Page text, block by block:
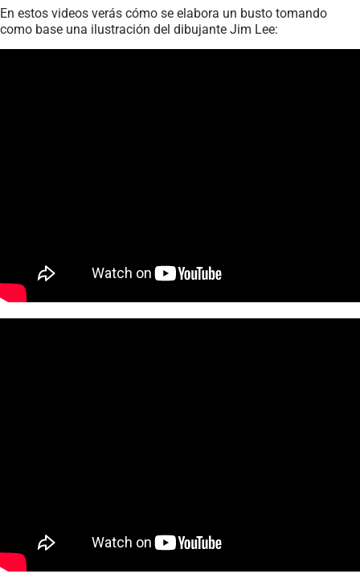
En estos videos verás cómo se elabora un busto tomando
como base una ilustración del dibujante Jim Lee: